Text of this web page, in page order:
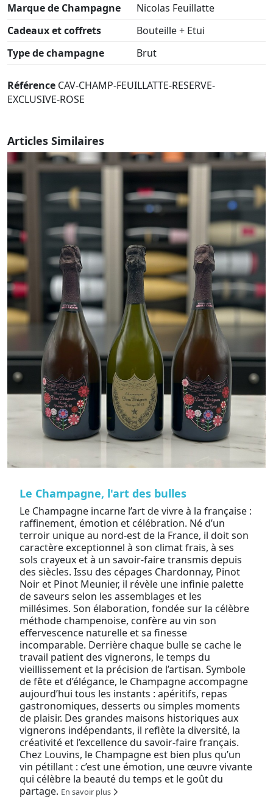
Marque de Champagne
Nicolas Feuillatte
Cadeaux et coffrets
Bouteille + Etui
Type de champagne
Brut
Référence CAV-CHAMP-FEUILLATTE-RESERVE-
EXCLUSIVE-ROSE
Articles Similaires
Le Champagne, l'art des bulles
Le Champagne incarne l’art de vivre à la française :
raffinement, émotion et célébration. Né d’un
terroir unique au nord-est de la France, il doit son
caractère exceptionnel à son climat frais, à ses
sols crayeux et à un savoir-faire transmis depuis
des siècles. Issu des cépages Chardonnay, Pinot
Noir et Pinot Meunier, il révèle une infinie palette
de saveurs selon les assemblages et les
millésimes. Son élaboration, fondée sur la célèbre
méthode champenoise, confère au vin son
effervescence naturelle et sa finesse
incomparable. Derrière chaque bulle se cache le
travail patient des vignerons, le temps du
vieillissement et la précision de l’artisan. Symbole
de fête et d’élégance, le Champagne accompagne
aujourd’hui tous les instants : apéritifs, repas
gastronomiques, desserts ou simples moments
de plaisir. Des grandes maisons historiques aux
vignerons indépendants, il reflète la diversité, la
créativité et l’excellence du savoir-faire français.
Chez Louvins, le Champagne est bien plus qu’un
vin pétillant : c’est une émotion, une œuvre vivante
qui célèbre la beauté du temps et le goût du
partage. En savoir plus